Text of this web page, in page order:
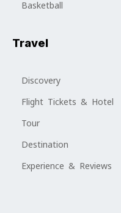
Basketball
Travel
Discovery
Flight Tickets & Hotel
Tour
Destination
Experience & Reviews